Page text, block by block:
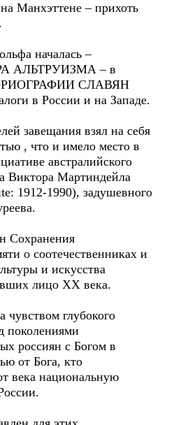
Манхэттене – прихоть
началась –
АЛЬТРУИЗМА – в
СЛАВЯН
в России и на Западе.
завещания взял на себя
, что и имело место в
австралийского
Виктора Мартиндейла
1912-1990), задушевного
Сохранения
о соотечественниках и
и искусства
лицо ХХ века.
чувством глубокого
поколениями
россиян с Богом в
от Бога, кто
века национальную